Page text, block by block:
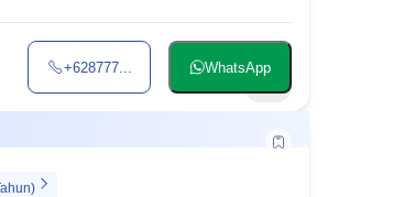
+628777... WhatsApp